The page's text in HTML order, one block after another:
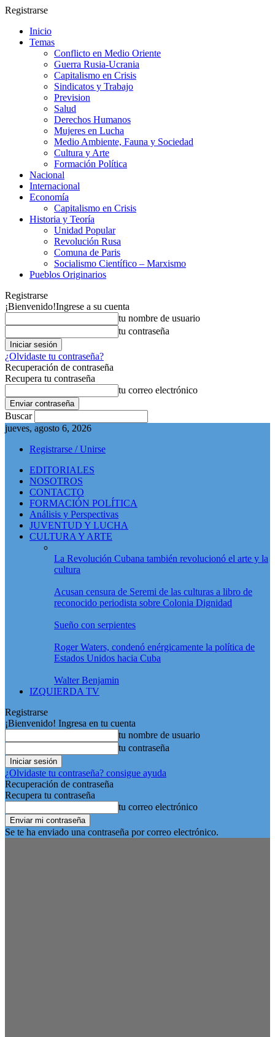
Registrarse
Inicio
Temas
Conflicto en Medio Oriente
Guerra Rusia-Ucrania
Capitalismo en Crisis
Sindicatos y Trabajo
Prevision
Salud
Derechos Humanos
Mujeres en Lucha
Medio Ambiente, Fauna y Sociedad
Cultura y Arte
Formación Política
Nacional
Internacional
Economía
Capitalismo en Crisis
Historia y Teoría
Unidad Popular
Revolución Rusa
Comuna de Paris
Socialismo Científico – Marxismo
Pueblos Originarios
Registrarse
¡Bienvenido!Ingrese a su cuenta
tu nombre de usuario
tu contraseña
¿Olvidaste tu contraseña?
Recuperación de contraseña
Recupera tu contraseña
tu correo electrónico
Buscar
jueves, agosto 6, 2026
Registrarse / Unirse
EDITORIALES
NOSOTROS
CONTACTO
FORMACIÓN POLÍTICA
Análisis y Perspectivas
JUVENTUD Y LUCHA
CULTURA Y ARTE
La Revolución Cubana también revolucionó el arte y la
cultura
Acusan censura de Seremi de las culturas a libro de
reconocido periodista sobre Colonia Dignidad
Sueño con serpientes
Roger Waters, condenó enérgicamente la política de
Estados Unidos hacia Cuba
Walter Benjamin
IZQUIERDA TV
Registrarse
¡Bienvenido! Ingresa en tu cuenta
tu nombre de usuario
tu contraseña
¿Olvidaste tu contraseña? consigue ayuda
Recuperación de contraseña
Recupera tu contraseña
tu correo electrónico
Se te ha enviado una contraseña por correo electrónico.